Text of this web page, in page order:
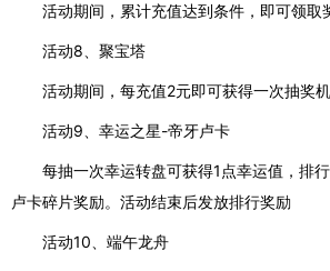
活动期间，累计充值达到条件，即可领取
活动8、聚宝塔
活动期间，每充值2元即可获得一次抽奖
活动9、幸运之星-帝牙卢卡
每抽一次幸运转盘可获得1点幸运值，排
卢卡碎片奖励。活动结束后发放排行奖励
活动10、端午龙舟